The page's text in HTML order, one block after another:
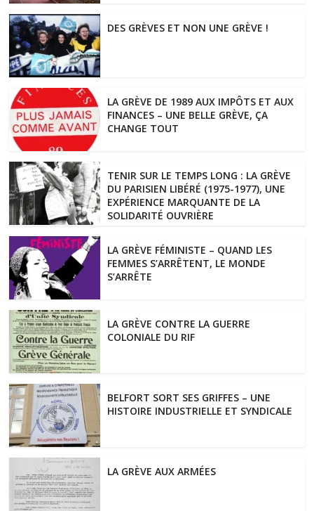
DES GRÈVES ET NON UNE GRÈVE !
LA GRÈVE DE 1989 AUX IMPÔTS ET AUX
FINANCES – UNE BELLE GRÈVE, ÇA
CHANGE TOUT
TENIR SUR LE TEMPS LONG : LA GRÈVE
DU PARISIEN LIBÉRÉ (1975-1977), UNE
EXPÉRIENCE MARQUANTE DE LA
SOLIDARITÉ OUVRIÈRE
LA GRÈVE FÉMINISTE – QUAND LES
FEMMES S’ARRÊTENT, LE MONDE
S’ARRÊTE
LA GRÈVE CONTRE LA GUERRE
COLONIALE DU RIF
BELFORT SORT SES GRIFFES – UNE
HISTOIRE INDUSTRIELLE ET SYNDICALE
LA GRÈVE AUX ARMÉES